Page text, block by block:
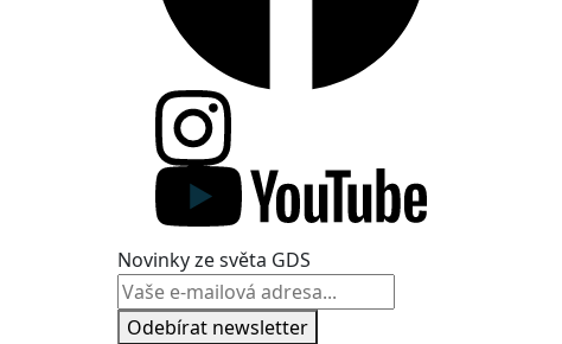
Novinky ze světa GDS
Odebírat newsletter